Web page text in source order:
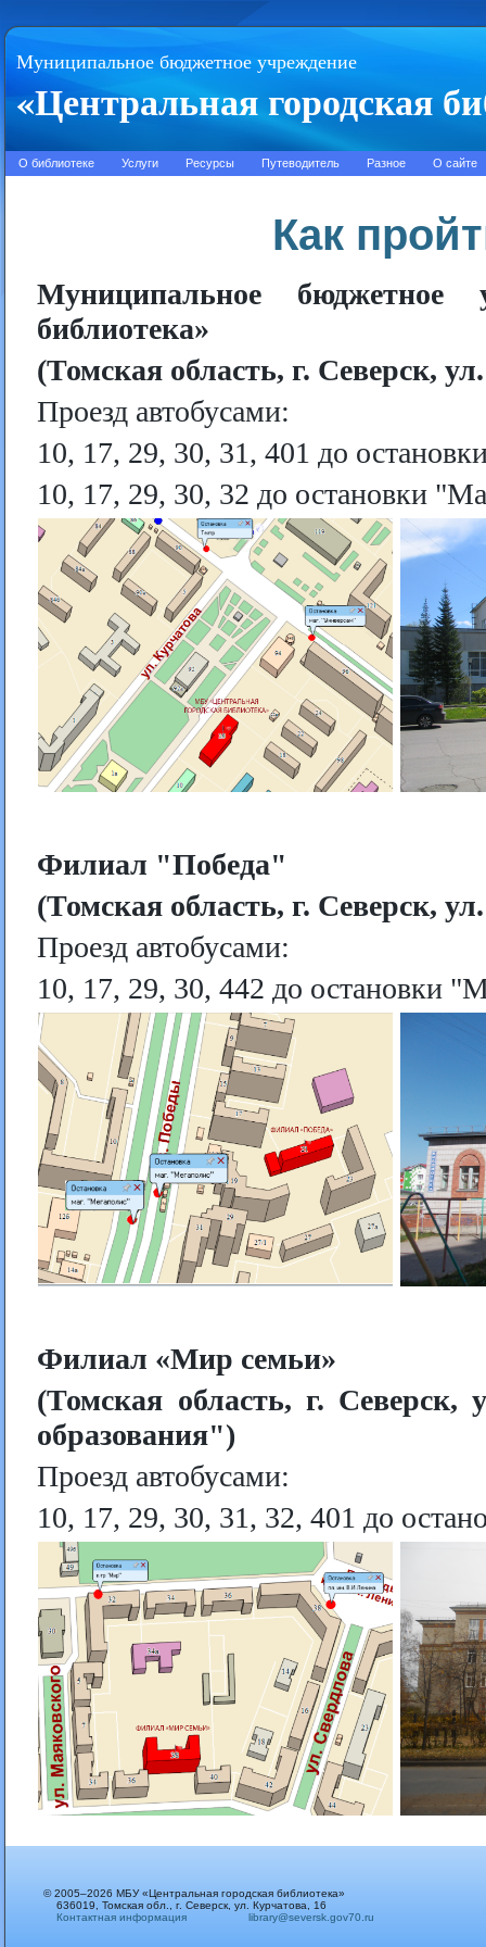
Муниципальное бюджетное учреждение
«Центральная городская
О библиотеке Услуги Ресурсы Путеводитель Разное О сайте
Как
Муниципальное бюджетное
библиотека»
(Томская область, г. Северск,
Проезд автобусами:
10, 17, 29, 30, 31, 401 до
10, 17, 29, 30, 32 до остановки
Филиал "Победа"
(Томская область, г. Северск,
Проезд автобусами:
10, 17, 29, 30, 442 до остановки
Филиал «Мир семьи»
(Томская область, г.
образования")
Проезд автобусами:
10, 17, 29, 30, 31, 32, 401 до
© 2005–2026 МБУ «Центральная городская библиотека»
636019, Томская обл., г. Северск, ул. Курчатова, 16
Контактная информация
library@seversk.gov70.ru